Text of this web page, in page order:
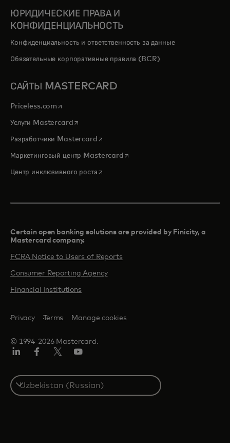
ЮРИДИЧЕСКИЕ ПРАВА И
КОНФИДЕНЦИАЛЬНОСТЬ
Конфиденциальность и ответственность за данные
Обязательные корпоративные правила (BCR)
САЙТЫ MASTERCARD
Priceless.com opens in a new tab
Услуги Mastercardopens in a new tab
Разработчики Mastercardopens in a new tab
Маркетинговый центр Mastercardopens in a new tab
Центр инклюзивного ростаopens in a new tab
Certain open banking solutions are provided by Finicity, a
Mastercard company.​
FCRA Notice to Users of Reports
Consumer Reporting Agency
Financial Institutions
© 1994-2026 Mastercard.
Privacy Terms Manage cookies
Select
a
country